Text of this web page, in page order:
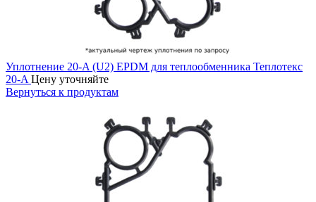
Уплотнение 20-A (U2) EPDM для теплообменника Теплотекс
20-A Цену уточняйте
Вернуться к продуктам